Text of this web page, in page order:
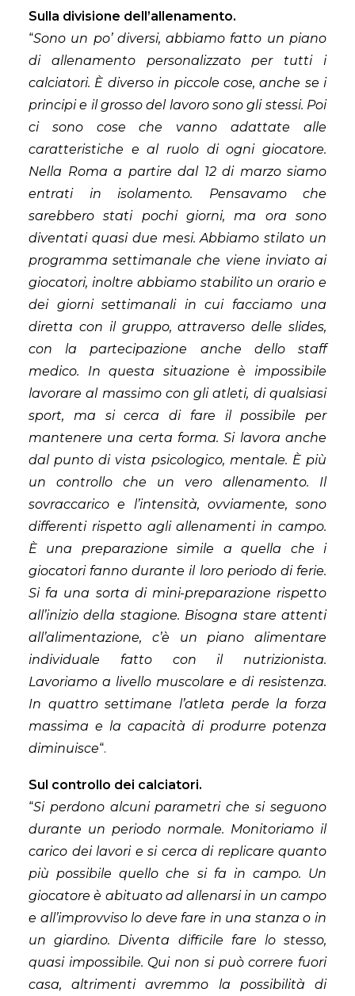
Sulla divisione dell’allenamento.
“Sono un po’ diversi, abbiamo fatto un piano
di allenamento personalizzato per tutti i
calciatori. È diverso in piccole cose, anche se i
principi e il grosso del lavoro sono gli stessi. Poi
ci sono cose che vanno adattate alle
caratteristiche e al ruolo di ogni giocatore.
Nella Roma a partire dal 12 di marzo siamo
entrati in isolamento. Pensavamo che
sarebbero stati pochi giorni, ma ora sono
diventati quasi due mesi. Abbiamo stilato un
programma settimanale che viene inviato ai
giocatori, inoltre abbiamo stabilito un orario e
dei giorni settimanali in cui facciamo una
diretta con il gruppo, attraverso delle slides,
con la partecipazione anche dello staff
medico. In questa situazione è impossibile
lavorare al massimo con gli atleti, di qualsiasi
sport, ma si cerca di fare il possibile per
mantenere una certa forma. Si lavora anche
dal punto di vista psicologico, mentale. È più
un controllo che un vero allenamento. Il
sovraccarico e l’intensità, ovviamente, sono
differenti rispetto agli allenamenti in campo.
È una preparazione simile a quella che i
giocatori fanno durante il loro periodo di ferie.
Si fa una sorta di mini-preparazione rispetto
all’inizio della stagione. Bisogna stare attenti
all’alimentazione, c’è un piano alimentare
individuale fatto con il nutrizionista.
Lavoriamo a livello muscolare e di resistenza.
In quattro settimane l’atleta perde la forza
massima e la capacità di produrre potenza
diminuisce“.
Sul controllo dei calciatori.
“Si perdono alcuni parametri che si seguono
durante un periodo normale. Monitoriamo il
carico dei lavori e si cerca di replicare quanto
più possibile quello che si fa in campo. Un
giocatore è abituato ad allenarsi in un campo
e all’improvviso lo deve fare in una stanza o in
un giardino. Diventa difficile fare lo stesso,
quasi impossibile. Qui non si può correre fuori
casa, altrimenti avremmo la possibilità di